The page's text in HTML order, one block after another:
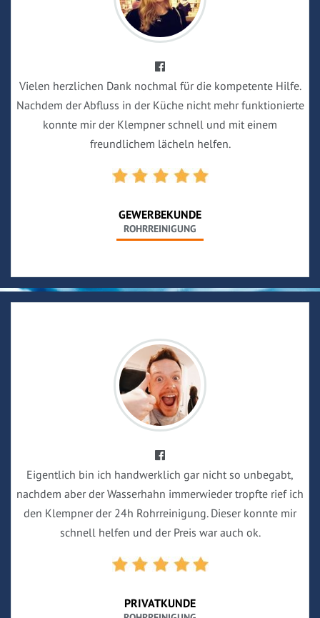
Vielen herzlichen Dank nochmal für die kompetente Hilfe.
Nachdem der Abfluss in der Küche nicht mehr funktionierte
konnte mir der Klempner schnell und mit einem
freundlichem lächeln helfen.
GEWERBEKUNDE
ROHRREINIGUNG
Eigentlich bin ich handwerklich gar nicht so unbegabt,
nachdem aber der Wasserhahn immerwieder tropfte rief ich
den Klempner der 24h Rohrreinigung. Dieser konnte mir
schnell helfen und der Preis war auch ok.
PRIVATKUNDE